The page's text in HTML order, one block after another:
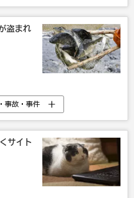
盗まれ
事故・事件
サイト